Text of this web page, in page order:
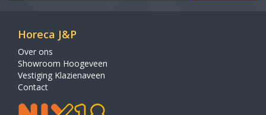
Horeca J&P
Over ons
Showroom Hoogeveen
Vestiging Klazienaveen
Contact